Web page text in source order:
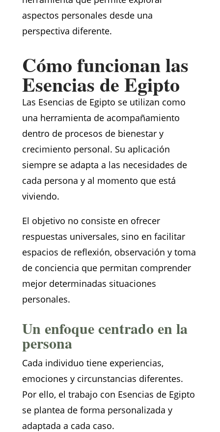
aspectos personales desde una
perspectiva diferente.
Cómo funcionan las
Esencias de Egipto
Las Esencias de Egipto se utilizan como
una herramienta de acompañamiento
dentro de procesos de bienestar y
crecimiento personal. Su aplicación
siempre se adapta a las necesidades de
cada persona y al momento que está
viviendo.
El objetivo no consiste en ofrecer
respuestas universales, sino en facilitar
espacios de reflexión, observación y toma
de conciencia que permitan comprender
mejor determinadas situaciones
personales.
Un enfoque centrado en la
persona
Cada individuo tiene experiencias,
emociones y circunstancias diferentes.
Por ello, el trabajo con Esencias de Egipto
se plantea de forma personalizada y
adaptada a cada caso.